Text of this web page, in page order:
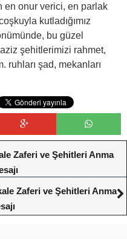
en onur verici, en parlak
kutladığımız
bu güzel
aziz şehitlerimizi rahmet,
ruhları şad, mekanları
Zaferi ve Şehitleri Anma
Zaferi ve Şehitleri Anma